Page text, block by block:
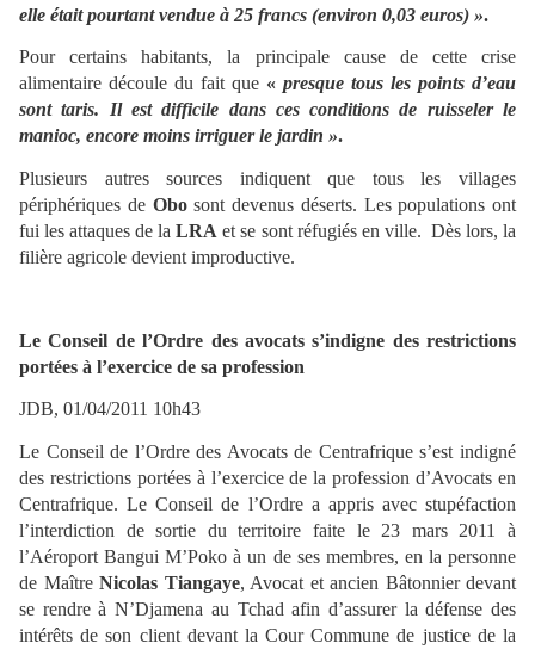
elle était pourtant vendue à 25 francs (environ 0,03 euros) ».
Pour certains habitants, la principale cause de cette crise
alimentaire découle du fait que « presque tous les points d’eau
sont taris. Il est difficile dans ces conditions de ruisseler le
manioc, encore moins irriguer le jardin ».
Plusieurs autres sources indiquent que tous les villages
périphériques de Obosont devenus déserts. Les populations ont
fui les attaques de laLRA et se sont réfugiés en ville. Dès lors, la
filière agricole devient improductive.
Le Conseil de l’Ordre des avocats s’indigne des restrictions
portées à l’exercice de sa profession
JDB, 01/04/2011 10h43
Le Conseil de l’Ordre des Avocats de Centrafrique s’est indigné
des restrictions portées à l’exercice de la profession d’Avocats en
Centrafrique. Le Conseil de l’Ordre a appris avec stupéfaction
l’interdiction de sortie du territoire faite le 23 mars 2011 à
l’Aéroport Bangui M’Poko à un de ses membres, en la personne
de Maître Nicolas Tiangaye, Avocat et ancien Bâtonnier devant
se rendre à N’Djamena au Tchad afin d’assurer la défense des
intérêts de son client devant la Cour Commune de justice de la